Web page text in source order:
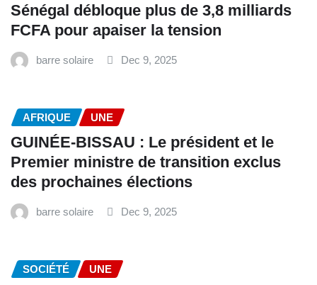
Sénégal débloque plus de 3,8 milliards
FCFA pour apaiser la tension
barre solaire Dec 9, 2025
AFRIQUE UNE
GUINÉE-BISSAU : Le président et le
Premier ministre de transition exclus
des prochaines élections
barre solaire Dec 9, 2025
SOCIÉTÉ UNE